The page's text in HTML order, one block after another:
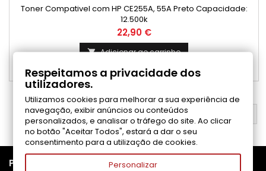
Toner Compativel com HP CE255A, 55A Preto Capacidade:
12.500k
Preço
22,90 €
 Adicionar ao carrinho
Disponível
VOLTAR AO TOPO
PRODUTOS
Respeitamos a privacidade dos
utilizadores.
Utilizamos cookies para melhorar a sua experiência de
navegação, exibir anúncios ou conteúdos
personalizados, e analisar o tráfego do site. Ao clicar
no botão "Aceitar Todos", estará a dar o seu
consentimento para a utilização de cookies.
Personalizar